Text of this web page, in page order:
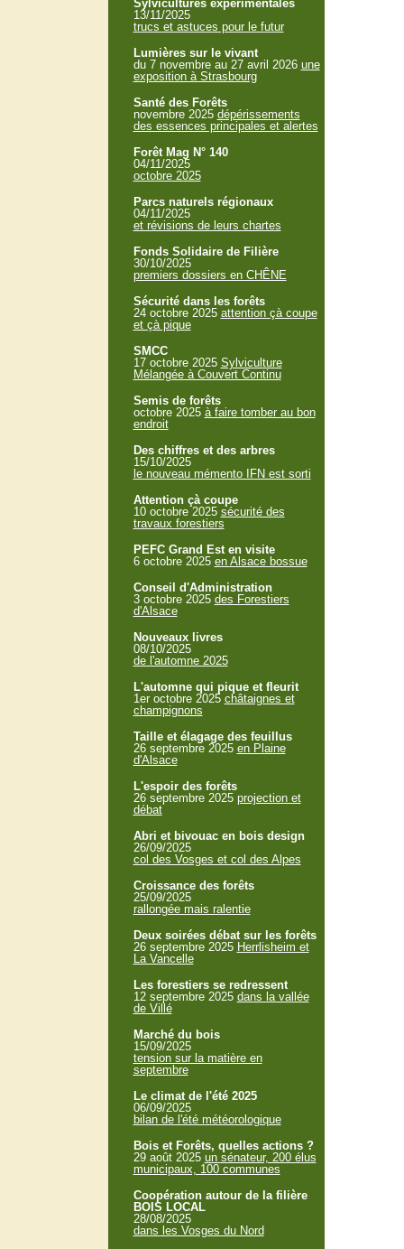
Sylvicultures expérimentales
13/11/2025
trucs et astuces pour le futur
Lumières sur le vivant
du 7 novembre au 27 avril 2026 une
exposition à Strasbourg
Santé des Forêts
novembre 2025 dépérissements
des essences principales et alertes
Forêt Mag N° 140
04/11/2025
octobre 2025
Parcs naturels régionaux
04/11/2025
et révisions de leurs chartes
Fonds Solidaire de Filière
30/10/2025
premiers dossiers en CHÊNE
Sécurité dans les forêts
24 octobre 2025 attention çà coupe
et çà pique
SMCC
17 octobre 2025 Sylviculture
Mélangée à Couvert Continu
Semis de forêts
octobre 2025 à faire tomber au bon
endroit
Des chiffres et des arbres
15/10/2025
le nouveau mémento IFN est sorti
Attention çà coupe
10 octobre 2025 sécurité des
travaux forestiers
PEFC Grand Est en visite
6 octobre 2025 en Alsace bossue
Conseil d'Administration
3 octobre 2025 des Forestiers
d'Alsace
Nouveaux livres
08/10/2025
de l'automne 2025
L'automne qui pique et fleurit
1er octobre 2025 châtaignes et
champignons
Taille et élagage des feuillus
26 septembre 2025 en Plaine
d'Alsace
L'espoir des forêts
26 septembre 2025 projection et
débat
Abri et bivouac en bois design
26/09/2025
col des Vosges et col des Alpes
Croissance des forêts
25/09/2025
rallongée mais ralentie
Deux soirées débat sur les forêts
26 septembre 2025 Herrlisheim et
La Vancelle
Les forestiers se redressent
12 septembre 2025 dans la vallée
de Villé
Marché du bois
15/09/2025
tension sur la matière en
septembre
Le climat de l'été 2025
06/09/2025
bilan de l'été météorologique
Bois et Forêts, quelles actions ?
29 août 2025 un sénateur, 200 élus
municipaux, 100 communes
Coopération autour de la filière
BOIS LOCAL
28/08/2025
dans les Vosges du Nord